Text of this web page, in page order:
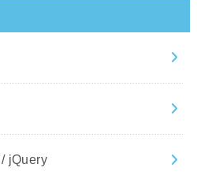
jQuery